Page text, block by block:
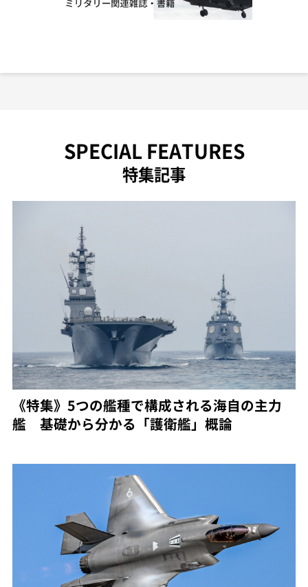
SPECIAL FEATURES
特集記事
《特集》5つの艦種で構成される海自の主力
艦 基礎から分かる「護衛艦」概論